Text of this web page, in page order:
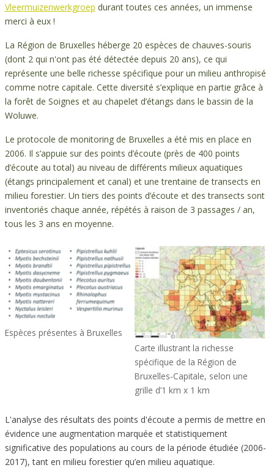
Vleermuizenwerkgroep durant toutes ces années, un immense
merci à eux !
La Région de Bruxelles héberge 20 espèces de chauves-souris
(dont 2 qui n'ont pas été détectée depuis 20 ans), ce qui
représente une belle richesse spécifique pour un milieu anthropisé
comme notre capitale. Cette diversité s’explique en partie grâce à
la forêt de Soignes et au chapelet d’étangs dans le bassin de la
Woluwe.
Le protocole de monitoring de Bruxelles a été mis en place en
2006. Il s’appuie sur des points d’écoute (près de 400 points
d’écoute au total) au niveau de différents milieux aquatiques
(étangs principalement et canal) et une trentaine de transects en
milieu forestier. Un tiers des points d’écoute et des transects sont
inventoriés chaque année, répétés à raison de 3 passages / an,
tous les 3 ans en moyenne.
Espèces présentes à Bruxelles
Carte illustrant la richesse
spécifique de la Région de
Bruxelles-Capitale, selon une
grille d’1 km x 1 km
L'analyse des résultats des points d'écoute a permis de mettre en
évidence une augmentation marquée et statistiquement
significative des populations au cours de la période étudiée (2006-
2017), tant en milieu forestier qu’en milieu aquatique.